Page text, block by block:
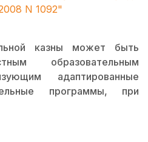
N 1092"
казны может быть
образовательным
адаптированные
программы, при